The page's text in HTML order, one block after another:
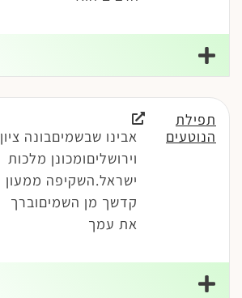
תפילת
הנוטעים
אבינו שבשמיםבונה ציון
וירושליםומכונן מלכות
ישראל.השקיפה ממעון
קדשך מן השמיםוברך
את עמך